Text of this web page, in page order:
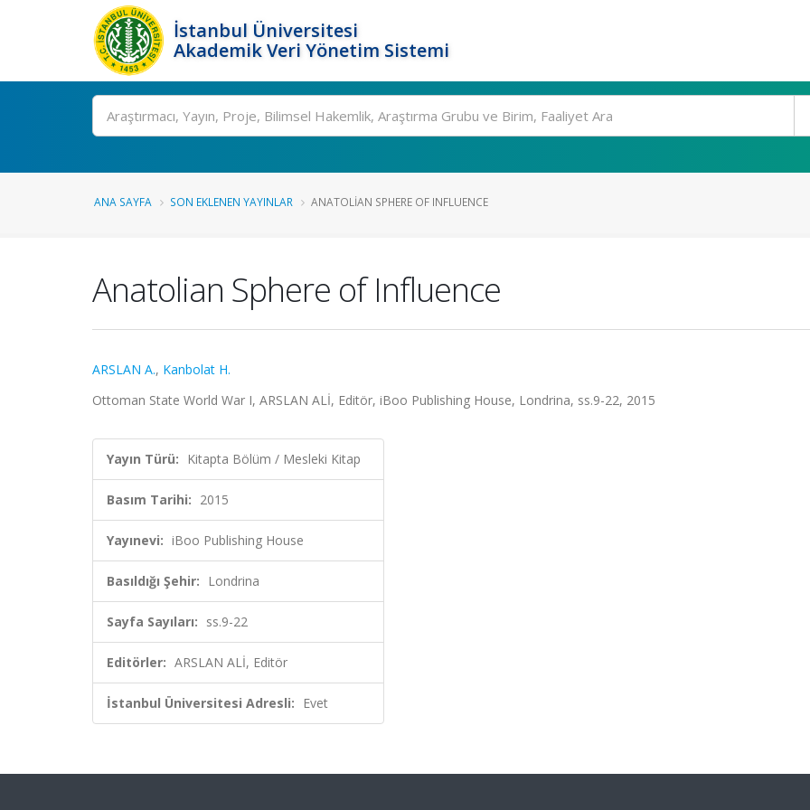
İstanbul Üniversitesi
Akademik Veri Yönetim Sistemi
Ara
ANA SAYFA SON EKLENEN YAYINLAR ANATOLIAN SPHERE OF INFLUENCE
Anatolian Sphere of Influence
ARSLAN A., Kanbolat H.
Ottoman State World War I, ARSLAN ALİ, Editör, iBoo Publishing House, Londrina, ss.9-22, 2015
Yayın Türü: Kitapta Bölüm / Mesleki Kitap
Basım Tarihi: 2015
Yayınevi: iBoo Publishing House
Basıldığı Şehir: Londrina
Sayfa Sayıları: ss.9-22
Editörler: ARSLAN ALİ, Editör
İstanbul Üniversitesi Adresli: Evet